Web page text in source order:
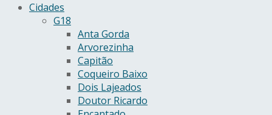
Cidades
G18
Anta Gorda
Arvorezinha
Capitão
Coqueiro Baixo
Dois Lajeados
Doutor Ricardo